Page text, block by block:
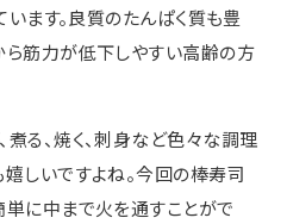
ます。良質のたんぱく質も豊
ら筋力が低下しやすい高齢の方
る、焼く、刺身など色々な調理
しいですよね。今回の棒寿司
に中まで火を通すことがで